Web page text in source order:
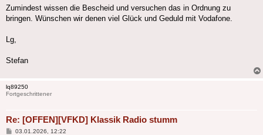
Zumindest wissen die Bescheid und versuchen das in Ordnung zu
bringen. Wünschen wir denen viel Glück und Geduld mit Vodafone.
Lg,
Stefan
lq89250
Fortgeschrittener
Re: [OFFEN][VFKD] Klassik Radio stumm
Beitrag
03.01.2026, 12:22